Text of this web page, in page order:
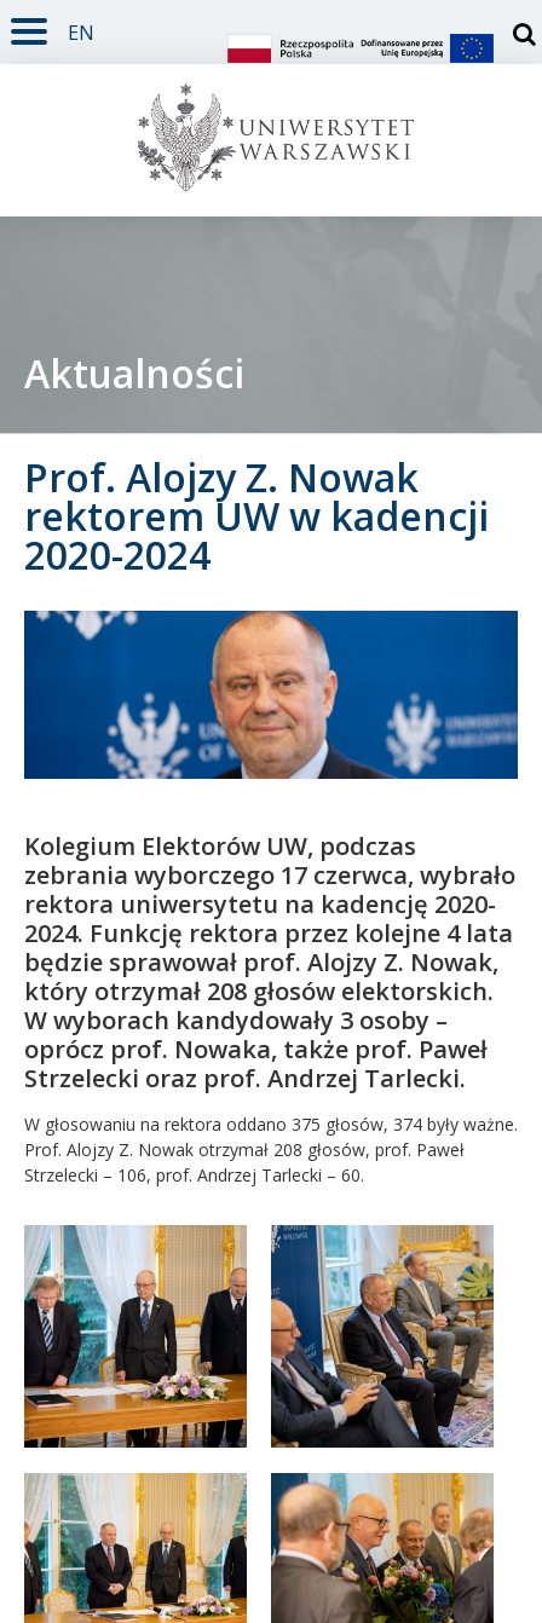
TREŚĆ STRONY
MENU GŁÓWNE
WYSZUKIWARKA
SOCIAL MEDIA
STOPKA STRONY
EN
Doktorant
Pracownik
Absolwent
Aktualności
Prof. Alojzy Z. Nowak
rektorem UW w kadencji
2020-2024
Kolegium Elektorów UW, podczas
zebrania wyborczego 17 czerwca, wybrało
rektora uniwersytetu na kadencję 2020-
2024. Funkcję rektora przez kolejne 4 lata
będzie sprawował prof. Alojzy Z. Nowak,
który otrzymał 208 głosów elektorskich.
W wyborach kandydowały 3 osoby –
oprócz prof. Nowaka, także prof. Paweł
Strzelecki oraz prof. Andrzej Tarlecki.
W głosowaniu na rektora oddano 375 głosów, 374 były ważne.
Prof. Alojzy Z. Nowak otrzymał 208 głosów, prof. Paweł
Strzelecki – 106, prof. Andrzej Tarlecki – 60.